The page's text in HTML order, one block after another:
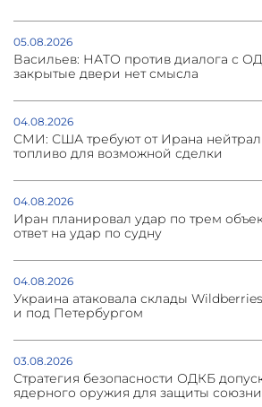
05.08.2026
Васильев: НАТО против диалога с
закрытые двери нет смысла
04.08.2026
СМИ: США требуют от Ирана
топливо для возможной сделки
04.08.2026
Иран планировал удар по трем
ответ на удар по судну
04.08.2026
Украина атаковала склады
и под Петербургом
03.08.2026
Стратегия безопасности ОДКБ
ядерного оружия для защиты